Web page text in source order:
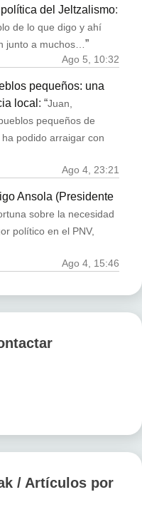
del Jeltzalismo:
de lo que digo y ahí
junto a muchos…”
Ago 5, 10:32
pequeños: una
local : “Juan,
pequeños de
podido arraigar con
Ago 4, 23:21
Ansola (Presidente
sobre la necesidad
político en el PNV,
Ago 4, 15:46
/ Artículos por